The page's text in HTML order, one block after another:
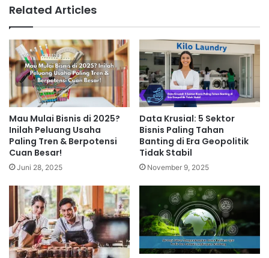
Related Articles
Mau Mulai Bisnis di 2025?
Inilah Peluang Usaha
Paling Tren & Berpotensi
Cuan Besar!
Juni 28, 2025
Data Krusial: 5 Sektor
Bisnis Paling Tahan
Banting di Era Geopolitik
Tidak Stabil
November 9, 2025